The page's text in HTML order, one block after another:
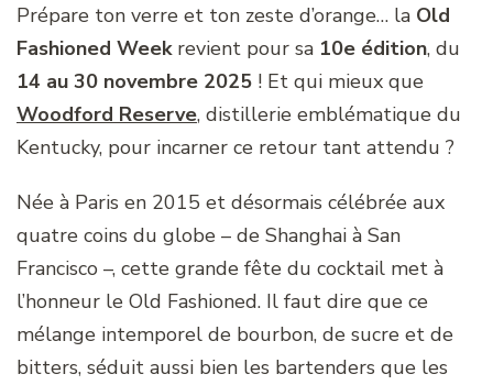
Prépare ton verre et ton zeste d’orange… la Old
Fashioned Weekrevient pour sa 10e édition, du
14 au 30 novembre 2025 ! Et qui mieux que
Woodford Reserve, distillerie emblématique du
Kentucky, pour incarner ce retour tant attendu ?
Née à Paris en 2015 et désormais célébrée aux
quatre coins du globe – de Shanghai à San
Francisco –, cette grande fête du cocktail met à
l’honneur le Old Fashioned. Il faut dire que ce
mélange intemporel de bourbon, de sucre et de
bitters, séduit aussi bien les bartenders que les